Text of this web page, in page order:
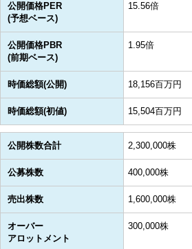
公開価格PER
(予想ベース)
15.56倍
公開価格PBR
(前期ベース)
1.95倍
時価総額(公開) 18,156百万円
時価総額(初値) 15,504百万円
公開株数合計 2,300,000株
公募株数 400,000株
売出株数 1,600,000株
オーバー
アロットメント
300,000株